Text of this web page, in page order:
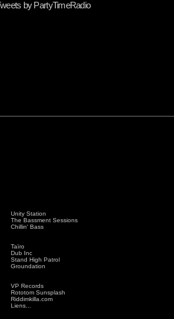
by PartyTimeRadio
Unity Station
The Bassment Sessions
Chillin' Bass
Taïro
Dub Inc
Stand High Patrol
Groundation
VP Records
Rototom Sunsplash
Riddimkilla.com
Liens...